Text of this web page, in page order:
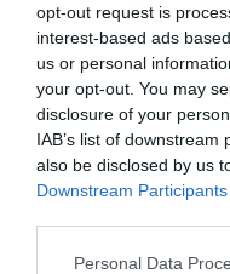
opt-out request is
interest-based ads
us or personal
your opt-out. You may
disclosure of your
IAB’s list of
also be disclosed by us
Downstream Participants
Please note that this
Personal Data